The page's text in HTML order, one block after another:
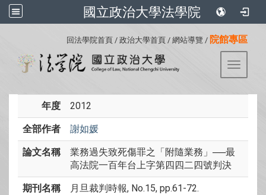
國立政治大學法學院
回法學院首頁 / 政治大學首頁 / 網站導覽 / 院館專區
Toggle
年度 2012
全部作者 謝如媛
論文名稱
業務過失致死傷罪之「附隨業務」──最
高法院一百年台上字第四四二四號判決
期刊名稱 月旦裁判時報, No.15, pp.61-72.